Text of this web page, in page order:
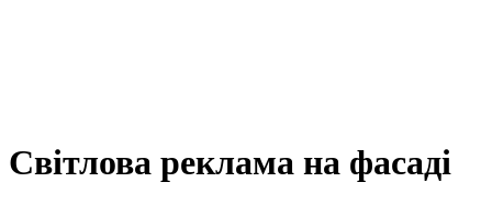
Світлова реклама на фасаді